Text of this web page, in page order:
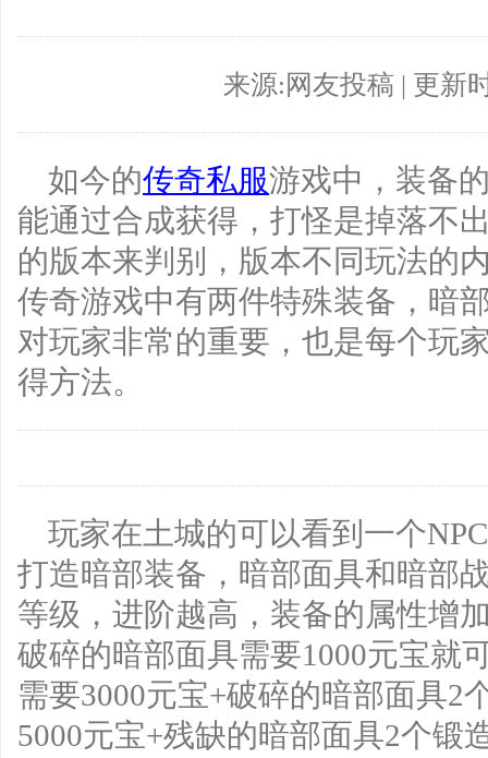
来源:网友投稿 | 更新
如今的传奇私服游戏中，装备
能通过合成获得，打怪是掉落不
的版本来判别，版本不同玩法的
传奇游戏中有两件特殊装备，暗
对玩家非常的重要，也是每个玩
得方法。
玩家在土城的可以看到一个
打造暗部装备，暗部面具和暗部
等级，进阶越高，装备的属性增
破碎的暗部面具需要1000元宝就
需要3000元宝+破碎的暗部面具2
5000元宝+残缺的暗部面具2个锻